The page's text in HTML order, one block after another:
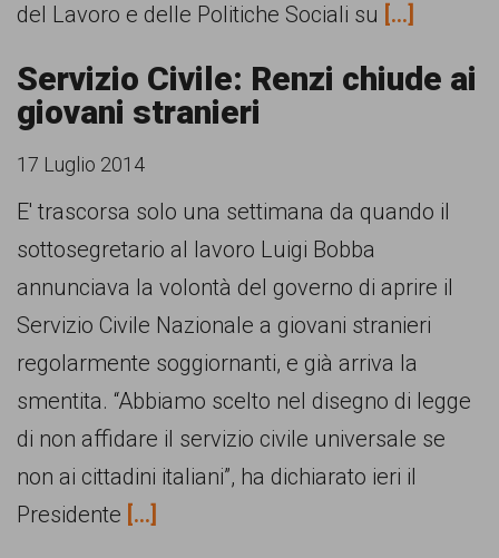
del Lavoro e delle Politiche Sociali su [...]
Servizio Civile: Renzi chiude ai
giovani stranieri
17 Luglio 2014
E' trascorsa solo una settimana da quando il
sottosegretario al lavoro Luigi Bobba
annunciava la volontà del governo di aprire il
Servizio Civile Nazionale a giovani stranieri
regolarmente soggiornanti, e già arriva la
smentita. “Abbiamo scelto nel disegno di legge
di non affidare il servizio civile universale se
non ai cittadini italiani”, ha dichiarato ieri il
Presidente [...]